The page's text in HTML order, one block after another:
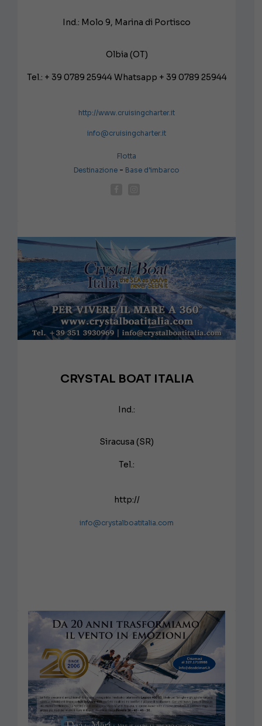
Ind.: Molo 9, Marina di Portisco
Olbia (OT)
Tel.: + 39 0789 25944 Whatsapp + 39 0789 25944
http://www.cruisingcharter.it
info@cruisingcharter.it
Flotta
Destinazione - Base d’imbarco
CRYSTAL BOAT ITALIA
Ind.:
Siracusa (SR)
Tel.:
http://
info@crystalboatitalia.com